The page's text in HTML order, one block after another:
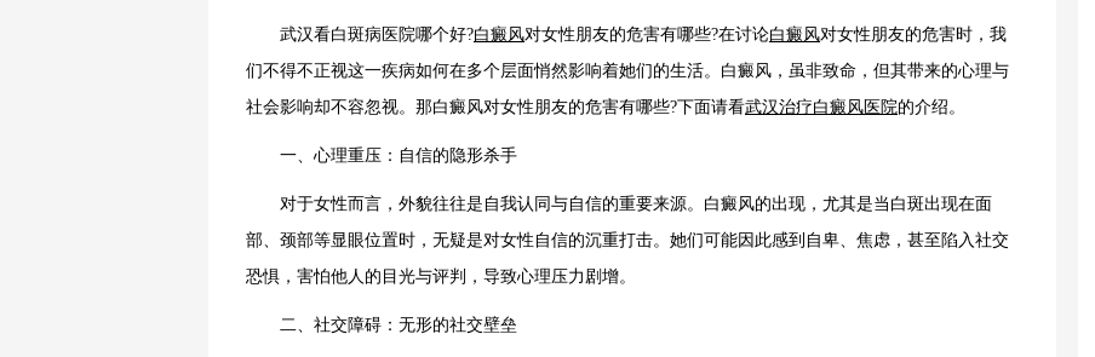
武汉看白斑病医院哪个好?白癜风对女性朋友的危害有哪些?在讨论白癜风对女性朋友的危害时，我
们不得不正视这一疾病如何在多个层面悄然影响着她们的生活。白癜风，虽非致命，但其带来的心理与
社会影响却不容忽视。那白癜风对女性朋友的危害有哪些?下面请看武汉治疗白癜风医院的介绍。
一、心理重压：自信的隐形杀手
对于女性而言，外貌往往是自我认同与自信的重要来源。白癜风的出现，尤其是当白斑出现在面
部、颈部等显眼位置时，无疑是对女性自信的沉重打击。她们可能因此感到自卑、焦虑，甚至陷入社交
恐惧，害怕他人的目光与评判，导致心理压力剧增。
二、社交障碍：无形的社交壁垒